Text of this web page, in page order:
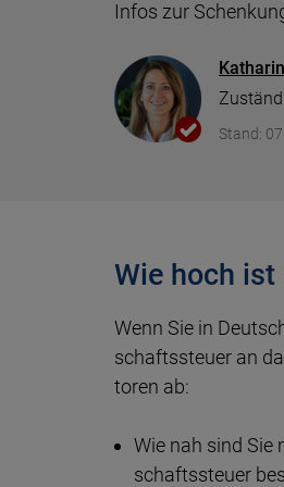
ETF Vergleich
Girokonto Vergleich
Kreditkarten
Auto-Leasing
Vergleich
Krankentagegeld
Stromanbieter
Prepaid Vergleich
Infos zur
Stand:
Wie hoch
Wenn Sie in
schafts­steuer an
toren ab:
Wie nah sind Sie
schafts­steuer